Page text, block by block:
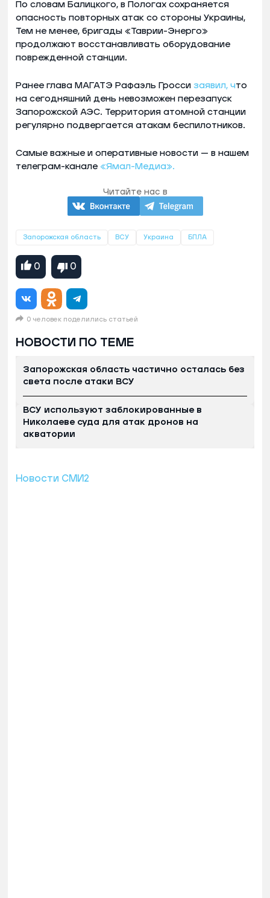
По словам Балицкого, в Пологах сохраняется
опасность повторных атак со стороны Украины,
Тем не менее, бригады «Таврии-Энерго»
продолжают восстанавливать оборудование
поврежденной станции.
Ранее глава МАГАТЭ Рафаэль Гросси заявил, что
на сегодняшний день невозможен перезапуск
Запорожской АЭС. Территория атомной станции
регулярно подвергается атакам беспилотников.
Самые важные и оперативные новости — в нашем
телеграм-канале «Ямал-Медиа».
Читайте нас в
Запорожская область ВСУ Украина БПЛА
0 0
0 человек поделились статьей
НОВОСТИ ПО ТЕМЕ
Запорожская область частично осталась без
света после атаки ВСУ
ВСУ используют заблокированные в
Николаеве суда для атак дронов на
акватории
Новости СМИ2